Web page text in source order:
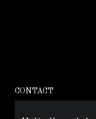
CONTACT